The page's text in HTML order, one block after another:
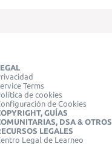
Terms
de cookies
de Cookies
GUÍAS
DSA & OTROS
LEGALES
Legal de Learneo